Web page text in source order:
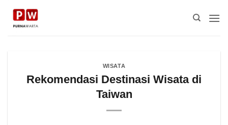
WISATA
Rekomendasi Destinasi Wisata di
Taiwan